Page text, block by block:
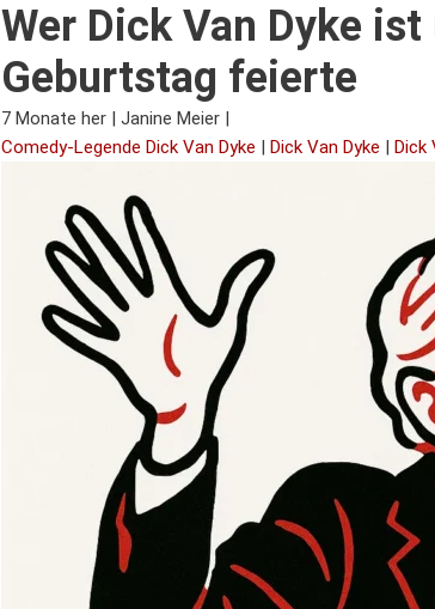
Wer Dick Van Dyke
Geburtstag feierte
7 Monate her | Janine Meier |
Comedy-Legende Dick Van Dyke | Dick Van Dyke | Dick